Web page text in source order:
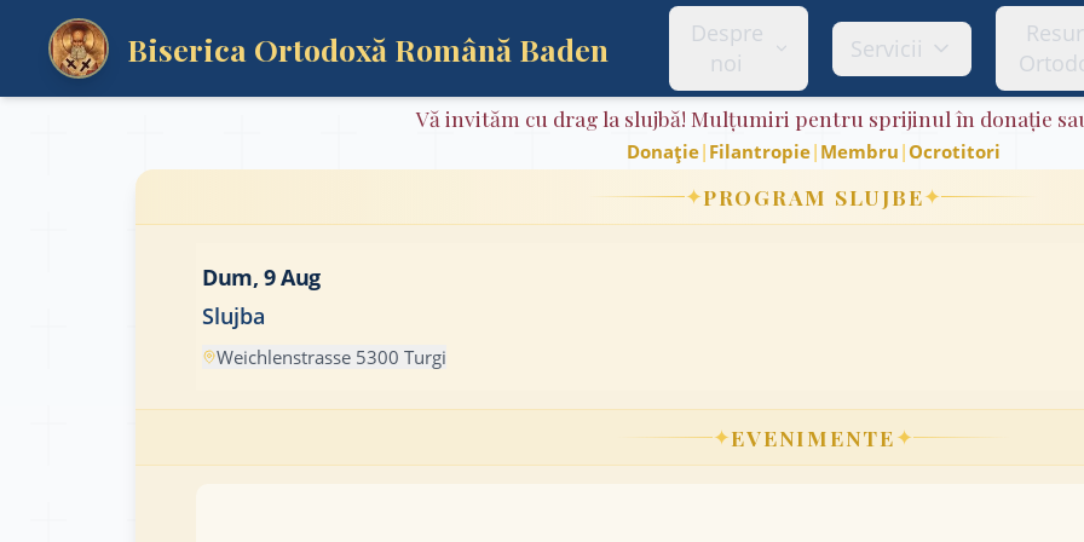
Biserica Ortodoxă Română Baden
Despre
noi
Servicii
Vă invităm cu drag la slujbă! Mulțumiri pentru sprijinul în donație
Donație| Filantropie| Membru |Ocrotitori
✦PROGRAM SLUJBE✦
Dum, 9 Aug
Slujba
Weichlenstrasse 5300 Turgi
✦EVENIMENTE✦